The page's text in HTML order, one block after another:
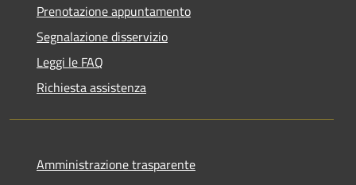
Prenotazione appuntamento
Segnalazione disservizio
Leggi le FAQ
Richiesta assistenza
Amministrazione trasparente